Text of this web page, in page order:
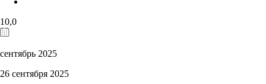
10,0
сентябрь 2025
26 сентября 2025